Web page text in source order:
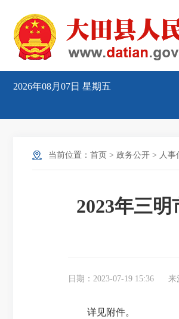
2026年08月07日 星期五
当前位置： 首页 > 政务公开 > 人事
2023年三
日期：2023-07-19 15:36 来
详见附件。